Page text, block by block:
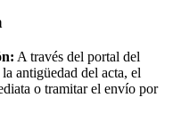
A través del portal del
antigüedad del acta, el
o tramitar el envío por